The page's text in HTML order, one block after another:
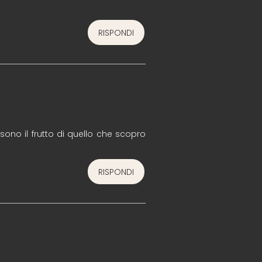
RISPONDI
il frutto di quello che scopro
RISPONDI